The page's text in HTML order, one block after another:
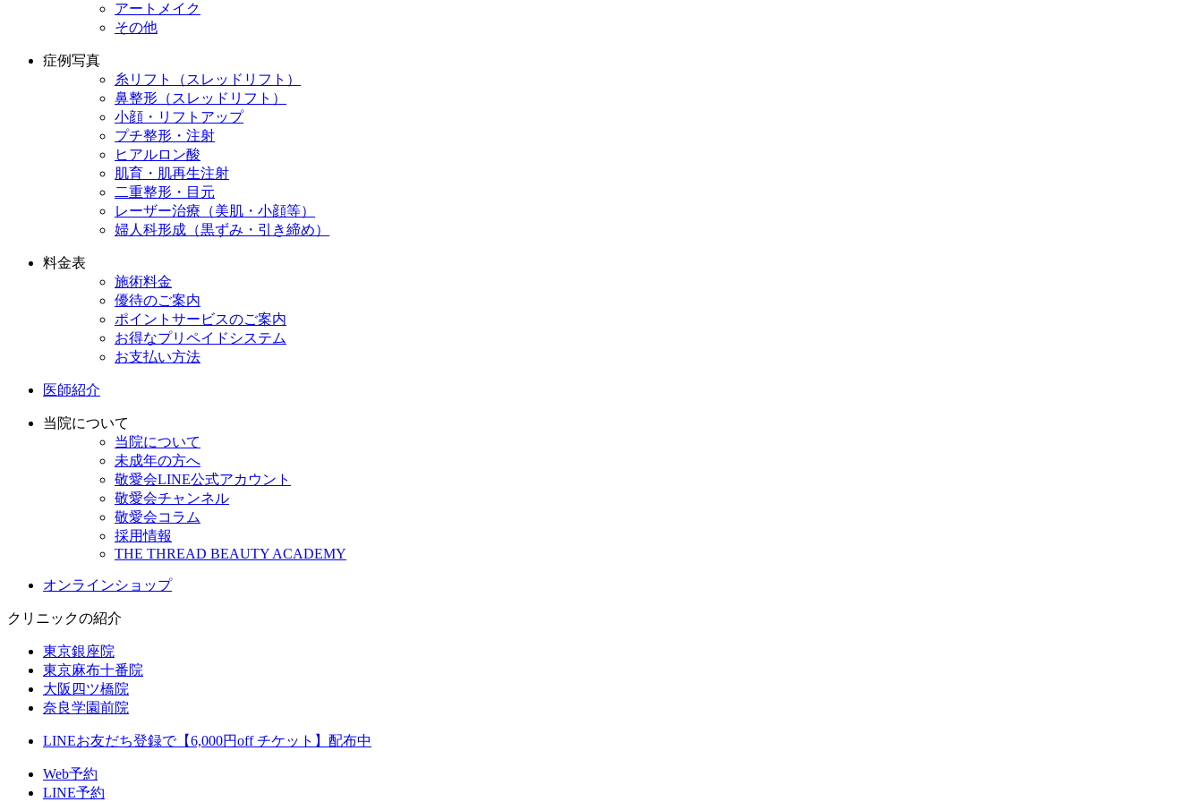
アートメイク
その他
症例写真
糸リフト（スレッドリフト）
鼻整形（スレッドリフト）
小顔・リフトアップ
プチ整形・注射
ヒアルロン酸
肌育・肌再生注射
二重整形・目元
レーザー治療（美肌・小顔等）
婦人科形成（黒ずみ・引き締め）
料金表
施術料金
優待のご案内
ポイントサービスのご案内
お得なプリペイドシステム
お支払い方法
医師紹介
当院について
当院について
未成年の方へ
敬愛会LINE公式アカウント
敬愛会チャンネル
敬愛会コラム
採用情報
THE THREAD BEAUTY ACADEMY
オンラインショップ
クリニックの紹介
東京銀座院
東京麻布十番院
大阪四ツ橋院
奈良学園前院
LINEお友だち登録で【6,000円off チケット】配布中
Web予約
LINE予約